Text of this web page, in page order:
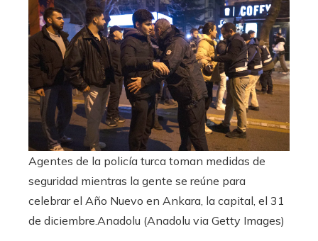
Agentes de la policía turca toman medidas de
seguridad mientras la gente se reúne para
celebrar el Año Nuevo en Ankara, la capital, el 31
de diciembre.Anadolu (Anadolu via Getty Images)